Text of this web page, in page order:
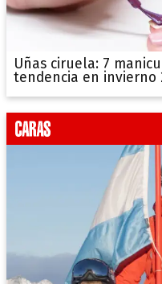
Uñas ciruela: 7
tendencia en invierno